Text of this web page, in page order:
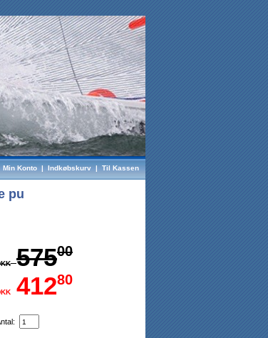
Min Konto | Indkøbskurv | Til Kassen
pu
57500
41280